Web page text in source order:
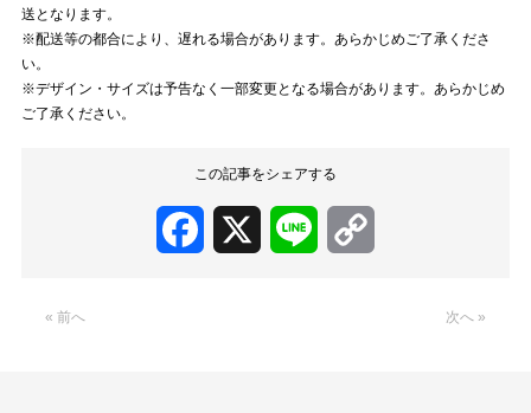
送となります。
※配送等の都合により、遅れる場合があります。あらかじめご了承くださ
い。
※デザイン・サイズは予告なく一部変更となる場合があります。あらかじめ
ご了承ください。
この記事をシェアする
Facebook Line
« 前へ 次へ »